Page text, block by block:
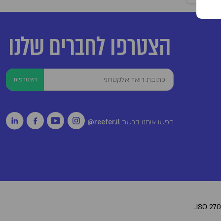
הצטרפו לחברים שלנו
הצטרפות
חפשו אותנו ברשת reefer.il@